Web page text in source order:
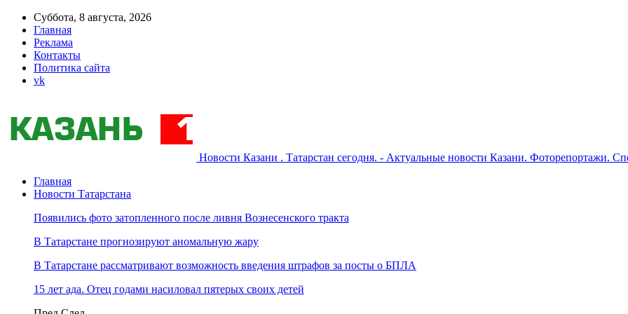
Суббота, 8 августа, 2026
Главная
Реклама
Контакты
Политика сайта
vk
Новости Казани . Татарстан сегодня. - Актуальные новости Казани. Фоторепортажи.
Главная
Новости Татарстана
Появились фото затопленного после ливня Вознесенского тракта
В Татарстане прогнозируют аномальную жару
В Татарстане рассматривают возможность введения штрафов за посты о БПЛА
15 лет ада. Отец годами насиловал пятерых своих детей